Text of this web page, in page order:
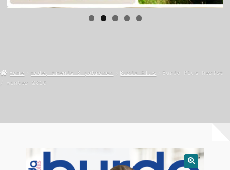
Home mode, trends & patronen Burda Plus
Burda Plus herfst
/ winter 2016